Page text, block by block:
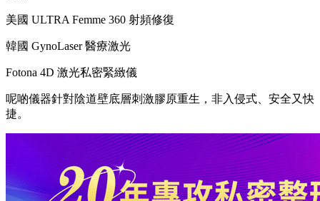
美國 ULTRA Femme 360 射頻修復
韓國 GynoLaser 醫療激光
Fotona 4D 激光私密緊緻儀
呢啲儀器針對陰道壁底層刺激膠原重生，非入侵式、安全又快
捷。